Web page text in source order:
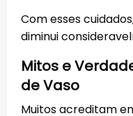
Com esses
diminui
Mitos e
de Vaso
Muitos acreditam